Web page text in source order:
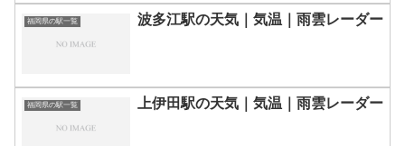
福岡県の駅一覧 波多江駅の天気｜気温｜雨雲レーダー
福岡県の駅一覧 上伊田駅の天気｜気温｜雨雲レーダー